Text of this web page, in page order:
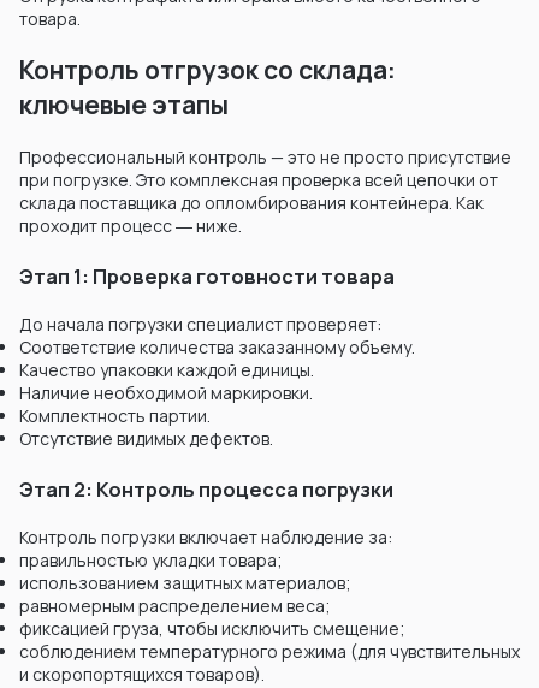
товара.
Контроль отгрузок со склада:
ключевые этапы
Профессиональный контроль — это не просто присутствие
при погрузке. Это комплексная проверка всей цепочки от
склада поставщика до опломбирования контейнера. Как
проходит процесс ― ниже.
Этап 1: Проверка готовности товара
До начала погрузки специалист проверяет:
Соответствие количества заказанному объему.
Качество упаковки каждой единицы.
Наличие необходимой маркировки.
Комплектность партии.
Отсутствие видимых дефектов.
Этап 2: Контроль процесса погрузки
Контроль погрузки включает наблюдение за:
правильностью укладки товара;
использованием защитных материалов;
равномерным распределением веса;
фиксацией груза, чтобы исключить смещение;
соблюдением температурного режима (для чувствительных
и скоропортящихся товаров).